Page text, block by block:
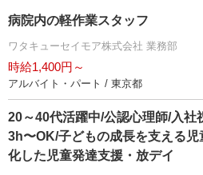
病院内の軽作業スタッフ
ワタキューセイモア株式会社 業務部
時給1,400円～
アルバイト・パート / 東京都
20～40代活躍中/公認心理師/入社
3h〜OK/子どもの成長を支える
化した児童発達支援・放デイ